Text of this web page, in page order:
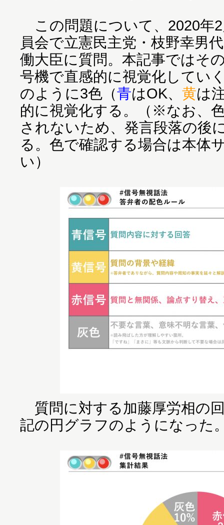
この問題について、2020年
員会で立憲民主党・枝野幸男
働大臣に質問。本記事ではそ
号機で直感的に視覚化してい
のように3色（青はOK、 黄は
的に視覚化する。（※なお、
されないため、発言段落の
る。色で確認する場合は本体
い）
質問に対する加藤厚労相の
記の円グラフのようになった